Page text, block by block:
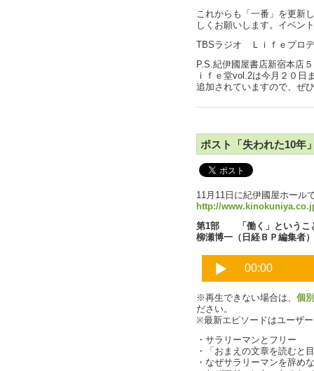
これからも「一番」を更新
しくお願いします。イベ
TBSラジオ Ｌｉｆｅプロ
P.S.紀伊國屋書店新宿本店
ｉｆｅ堂vol.2は今月２０日
追加されていますので、ぜ
ポスト「失われた10年
11月11日に紀伊國屋ホール
http://
第1部 「働く」というこ
柳瀬博一（日経ＢＰ編集者
※再生できない場合は、 個
ださい。
※最新エピソードはユーザ
・サラリーマンとフリー
・「おまえの文章を読むと
・なぜサラリーマンを辞め